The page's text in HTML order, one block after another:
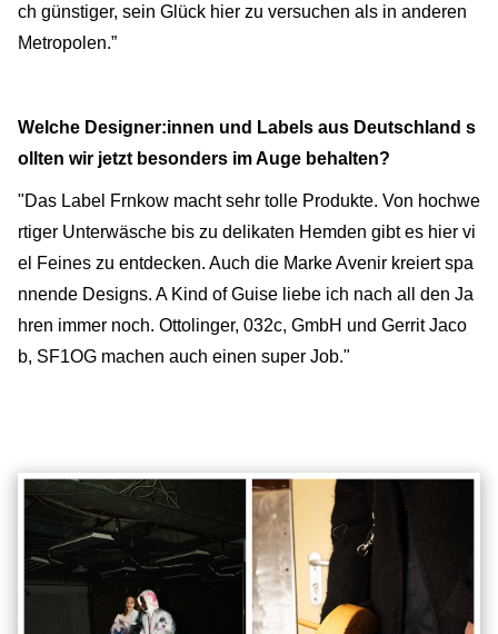
ch günstiger, sein Glück hier zu versuchen als in anderen
Metropolen.”
Welche Designer:innen und Labels aus Deutschland s
ollten wir jetzt besonders im Auge behalten?
"Das Label Frnkow macht sehr tolle Produkte. Von hochwe
rtiger Unterwäsche bis zu delikaten Hemden gibt es hier vi
el Feines zu entdecken. Auch die Marke Avenir kreiert spa
nnende Designs. A Kind of Guise liebe ich nach all den Ja
hren immer noch. Ottolinger, 032c, GmbH und Gerrit Jaco
b, SF1OG machen auch einen super Job."